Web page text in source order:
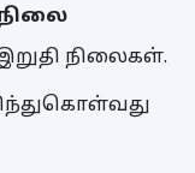
நிலைகள்.